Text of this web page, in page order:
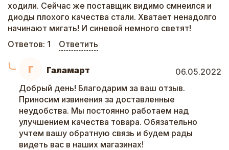
ходили. Сейчас же поставщик видимо смнеился и
диоды плохого качества стали. Хватает ненадолго
начинают мигать! И синевой немного светят!
Ответов: 1 Ответить
Г Галамарт
06.05.2022
Добрый день! Благодарим за ваш отзыв.
Приносим извинения за доставленные
неудобства. Мы постоянно работаем над
улучшением качества товара. Обязательно
учтем вашу обратную связь и будем рады
видеть вас в наших магазинах!